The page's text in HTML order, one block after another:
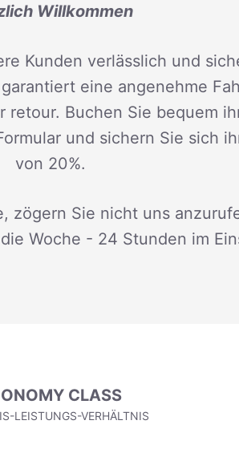
Willkommen
Kunden verlässlich und
eine angenehme
Buchen Sie bequem
und sichern Sie sich
von 20%.
zögern Sie nicht uns
Woche - 24 Stunden im
CLASS
LEISTUNGS-VERHÄLTNIS